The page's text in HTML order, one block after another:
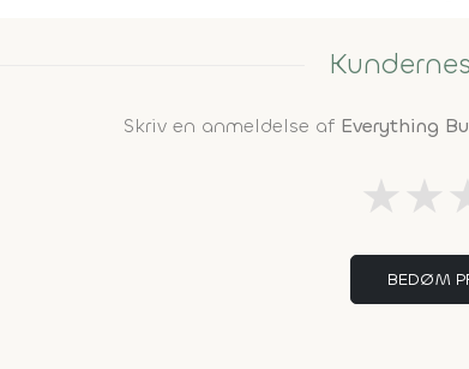
Skriv en anmeldelse af Everything
★★
BEDØM